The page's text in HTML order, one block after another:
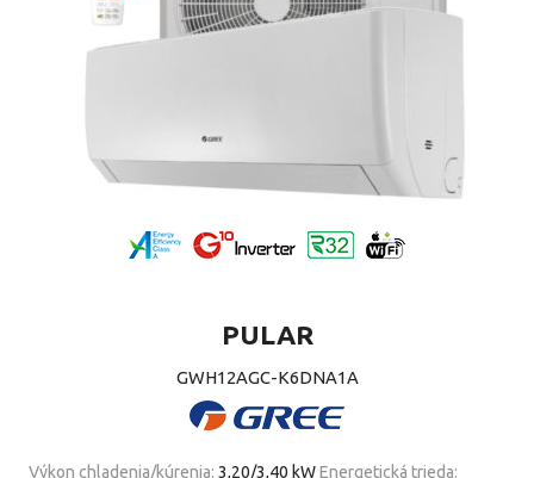
PULAR
GWH12AGC-K6DNA1A
Výkon chladenia/kúrenia: 3,20/3,40 kWEnergetická trieda: